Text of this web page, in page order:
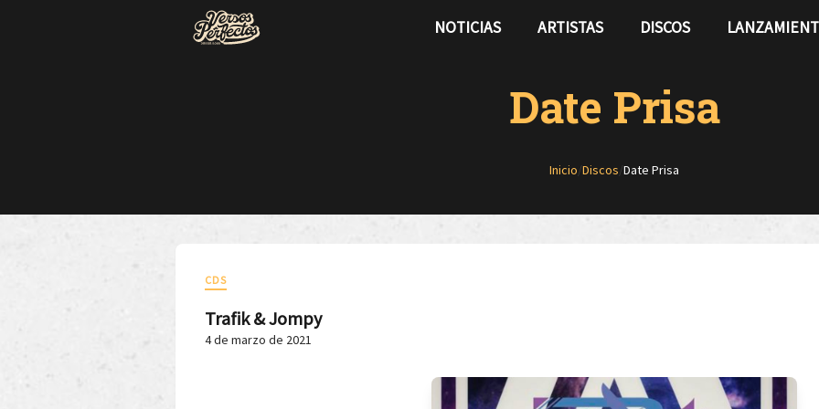
NOTICIAS ARTISTAS DISCOS
Date Prisa
Inicio/Discos/Date Prisa
CDS
Trafik & Jompy
4 de marzo de 2021